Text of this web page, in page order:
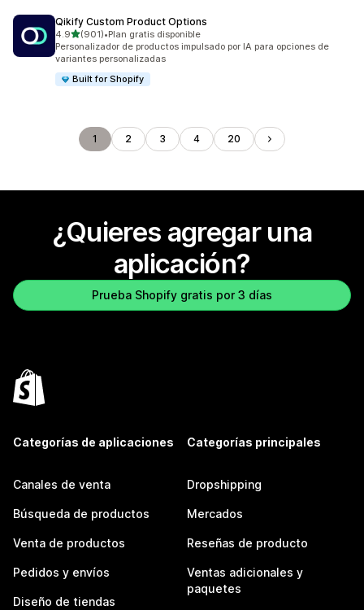
Qikify Custom Product Options
4.9de 5 estrellas
(901)
901 reseñas en total
•Plan gratis disponible
Personalizador de productos impulsado por IA para opciones de
variantes personalizadas
Built for Shopify
1 2 3 4 20
¿Quieres agregar una
aplicación?
Prueba Shopify gratis por 3 días
Categorías de aplicaciones
Canales de venta
Búsqueda de productos
Venta de productos
Pedidos y envíos
Diseño de tiendas
Categorías principales
Dropshipping
Mercados
Reseñas de producto
Ventas adicionales y
paquetes